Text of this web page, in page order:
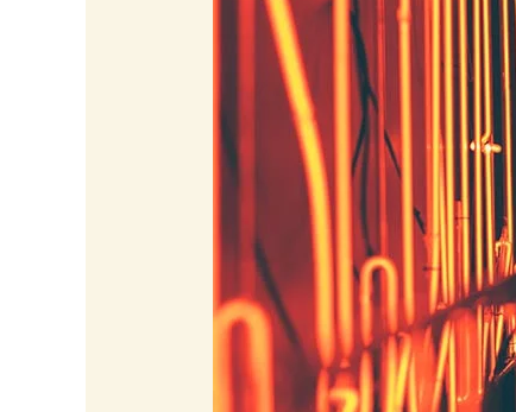
Ultricies
Bibendum
Neque